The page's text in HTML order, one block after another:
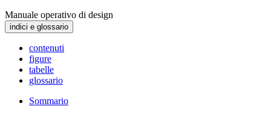
Manuale operativo di design
indici e glossario
contenuti
figure
tabelle
glossario
Sommario